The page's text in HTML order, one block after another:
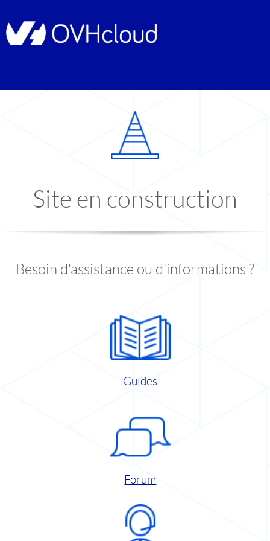
Site en construction
Besoin d'assistance ou d'informations ?
Guides
Forum